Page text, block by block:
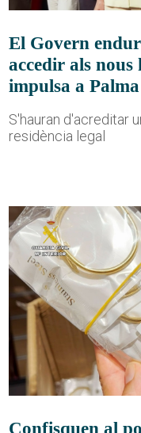
El Govern
accedir als
impulsa a Palma
S'hauran d'acreditar
residència legal
Confisquen al